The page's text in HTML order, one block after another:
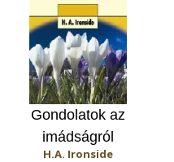
Gondolatok az
imádságról
H.A. Ironside